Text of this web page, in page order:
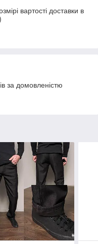
вартості доставки в
за домовленістю